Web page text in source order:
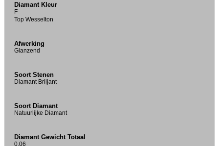
Diamant Kleur
F
Top Wesselton
Afwerking
Glanzend
Soort Stenen
Diamant Briljant
Soort Diamant
Natuurlijke Diamant
Diamant Gewicht Totaal
0.06